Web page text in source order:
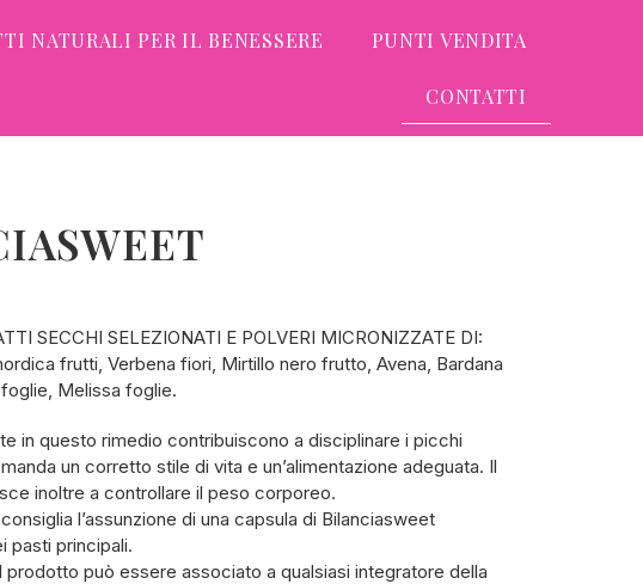
NATURALI PER IL BENESSERE PUNTI VENDITA
CONTATTI
SECCHI SELEZIONATI E POLVERI MICRONIZZATE DI:
frutti, Verbena fiori, Mirtillo nero frutto, Avena, Bardana
Melissa foglie.
in questo rimedio contribuiscono a disciplinare i picchi
un corretto stile di vita e un’alimentazione adeguata. Il
inoltre a controllare il peso corporeo.
l’assunzione di una capsula di Bilanciasweet
pasti principali.
prodotto può essere associato a qualsiasi integratore della